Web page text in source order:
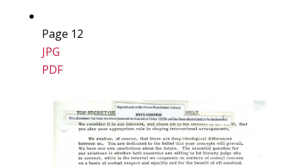
Page 12
JPG
PDF